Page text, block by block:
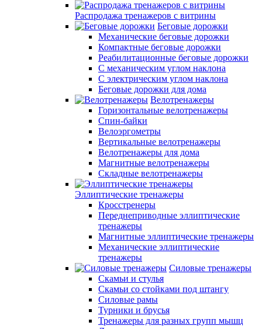
Распродажа тренажеров с витрины
Беговые дорожки
Механические беговые дорожки
Компактные беговые дорожки
Реабилитационные беговые дорожки
С механическим углом наклона
С электрическим углом наклона
Беговые дорожки для дома
Велотренажеры
Горизонтальные велотренажеры
Спин-байки
Велоэргометры
Вертикальные велотренажеры
Велотренажеры для дома
Магнитные велотренажеры
Складные велотренажеры
Эллиптические тренажеры
Кросстренеры
Переднеприводные эллиптические
тренажеры
Магнитные эллиптические тренажеры
Механические эллиптические
тренажеры
Силовые тренажеры
Скамьи и стулья
Скамьи со стойками под штангу
Силовые рамы
Турники и брусья
Тренажеры для разных групп мышц